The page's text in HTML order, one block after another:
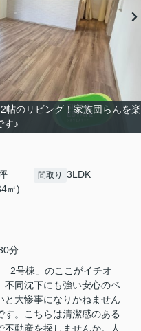
帖のリビング！家族団らんを楽
す♪
㎡)
間取り 3LDK
分
2号棟」のここがイチオ
不同沈下にも強い安心のベ
と大惨事になりかねません
。こちらは清潔感のある
不動産を探しませんか。人